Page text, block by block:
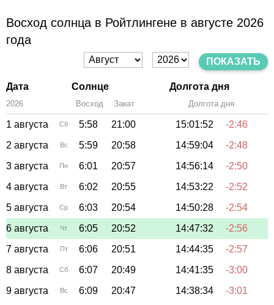
Восход солнца в Ройтлингене в августе 2026
года
ПОКАЗАТЬ
Дата Солнце Долгота дня
2026 Восход Закат Долгота дня
1 августа Сб 5:58 21:00 15:01:52
-2:46
2 августа
Вс 5:59 20:58 14:59:04
-2:48
3 августа
Пн 6:01 20:57 14:56:14
-2:50
4 августа
Вт 6:02 20:55 14:53:22
-2:52
5 августа
Ср 6:03 20:54 14:50:28
-2:54
6 августа
Чт 6:05 20:52 14:47:32
-2:56
7 августа
Пт 6:06 20:51 14:44:35
-2:57
8 августа
Сб 6:07 20:49 14:41:35
-3:00
9 августа
Вс 6:09 20:47 14:38:34
-3:01